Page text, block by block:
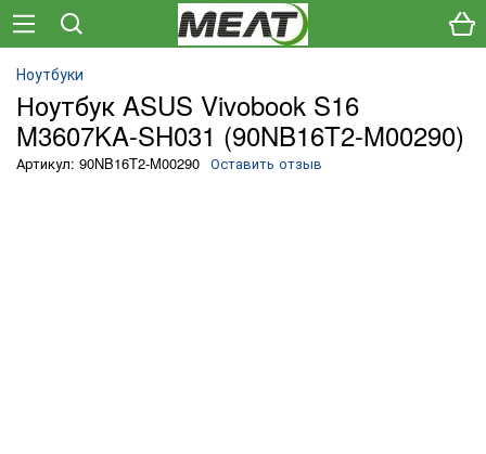
Ноутбуки
Ноутбук ASUS Vivobook S16
M3607KA-SH031 (90NB16T2-M00290)
Артикул: 90NB16T2-M00290 Оставить отзыв